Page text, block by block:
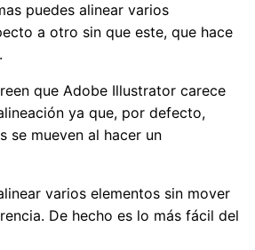
puedes alinear varios
a otro sin que este, que hace
que Adobe Illustrator carece
ya que, por defecto,
se mueven al hacer un
varios elementos sin mover
De hecho es lo más fácil del